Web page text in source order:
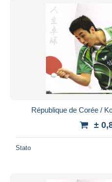
République de Corée /
±
Stato